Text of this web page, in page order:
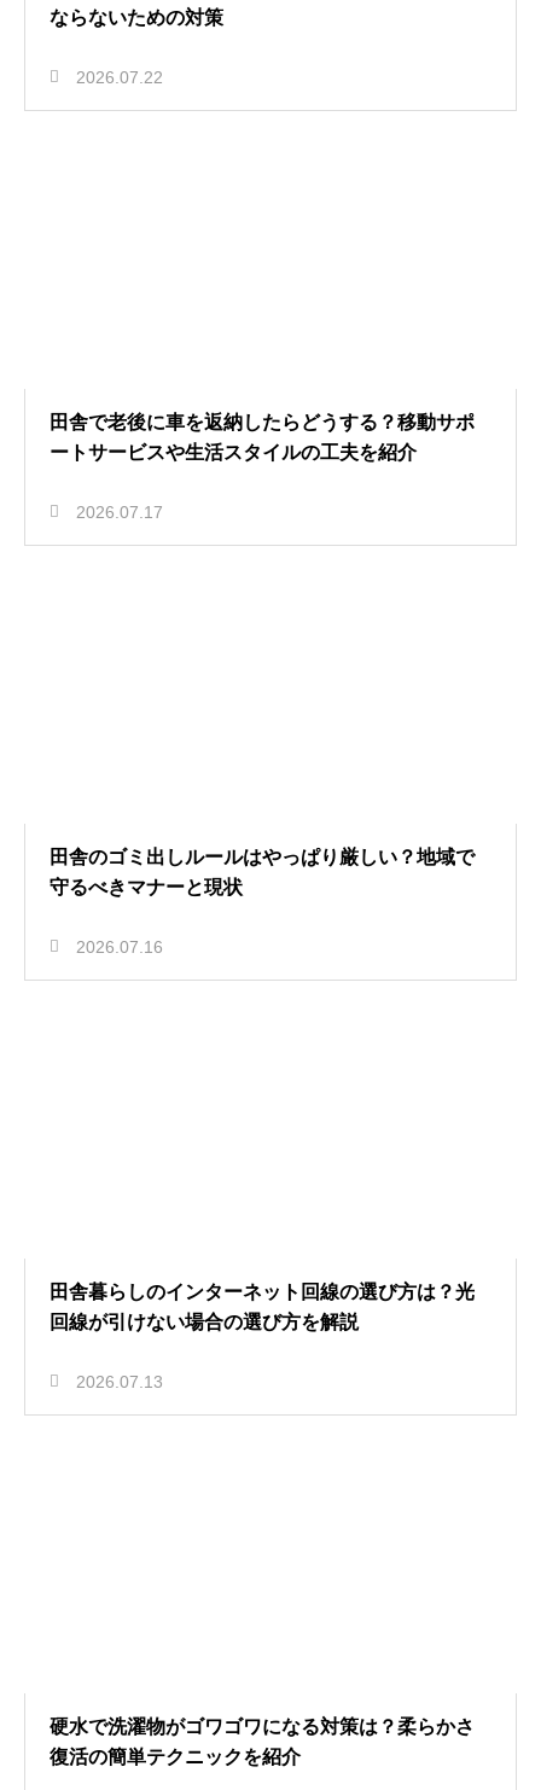
ならないための対策
2026.07.22
田舎で老後に車を返納したらどうする？移動サポ
ートサービスや生活スタイルの工夫を紹介
2026.07.17
田舎のゴミ出しルールはやっぱり厳しい？地域で
守るべきマナーと現状
2026.07.16
田舎暮らしのインターネット回線の選び方は？光
回線が引けない場合の選び方を解説
2026.07.13
硬水で洗濯物がゴワゴワになる対策は？柔らかさ
復活の簡単テクニックを紹介